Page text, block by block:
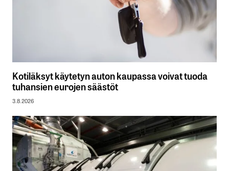
Kotiläksyt käytetyn auton kaupassa voivat tuoda
tuhansien eurojen säästöt
3.8.2026